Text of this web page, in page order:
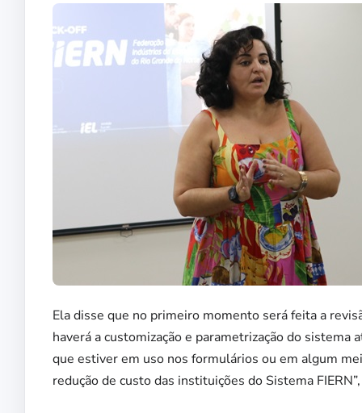
Ela disse que no primeiro momento será feita a
haverá a customização e parametrização do
que estiver em uso nos formulários ou em algum
redução de custo das instituições do Sistema